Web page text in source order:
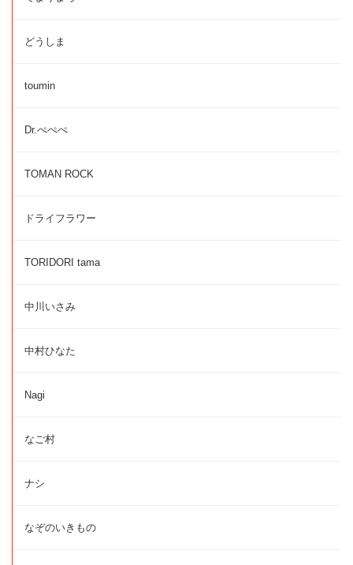
どうしま
toumin
Dr.ぺぺぺ
TOMAN ROCK
ドライフラワー
TORIDORI tama
中川いさみ
中村ひなた
Nagi
なご村
ナシ
なぞのいきもの